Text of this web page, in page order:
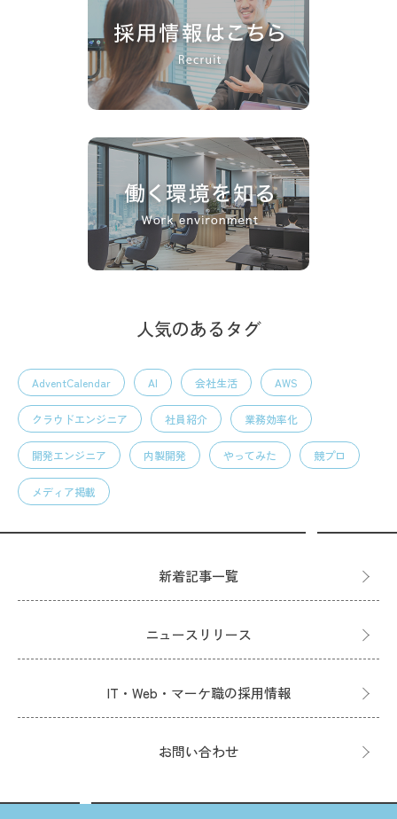
人気のあるタグ
AdventCalendar AI 会社生活 AWS
クラウドエンジニア 社員紹介 業務効率化
開発エンジニア 内製開発 やってみた 競プロ
メディア掲載
新着記事一覧
ニュースリリース
IT・Web・マーケ職の採用情報
お問い合わせ